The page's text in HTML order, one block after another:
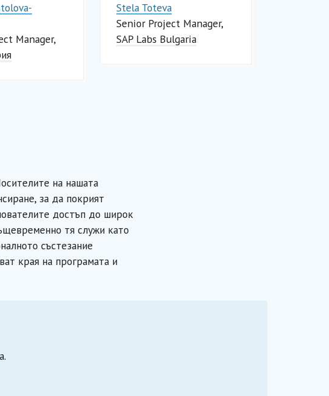
Manager
Stela Toteva
Senior Project Manager
SAP Labs Bulgaria
на нашата
за да покрият
достъп до широк
тя служи като
състезание
края на програмата и